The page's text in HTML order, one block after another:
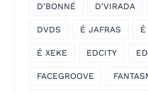
D'BONNÉ D'VIRADA
DVDS É JAFRAS É
É XEKE EDCITY
FACEGROOVE